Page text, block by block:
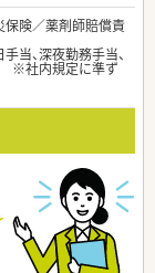
険／薬剤師賠償責
当、深夜勤務手当、
※社内規定に準ず